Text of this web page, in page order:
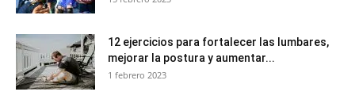
12 ejercicios para fortalecer las lumbares,
mejorar la postura y aumentar...
1 febrero 2023